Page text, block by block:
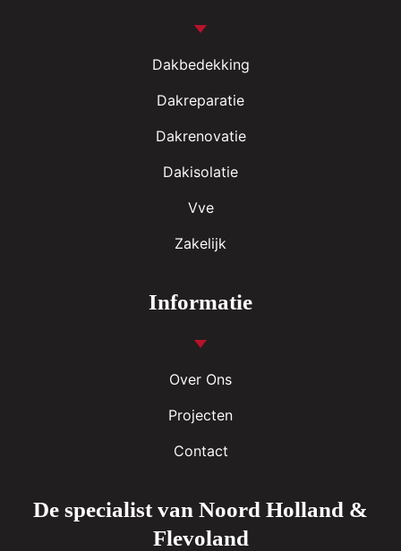
Dakbedekking
Dakreparatie
Dakrenovatie
Dakisolatie
Vve
Zakelijk
Informatie
Over Ons
Projecten
Contact
De specialist van Noord Holland &
Flevoland